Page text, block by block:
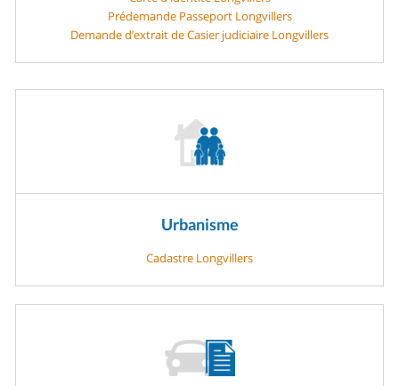
Prédemande Passeport Longvillers
Demande d’extrait de Casier judiciaire Longvillers
Urbanisme
Cadastre Longvillers